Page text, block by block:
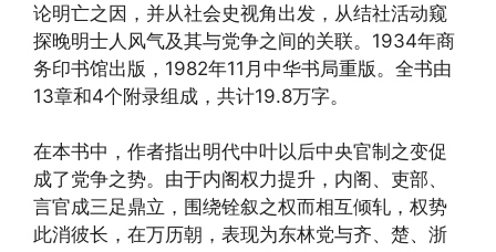
论明亡之因，并从社会史视角出发，从结社活动窥
探晚明士人风气及其与党争之间的关联。1934年商
务印书馆出版，1982年11月中华书局重版。全书由
13章和4个附录组成，共计19.8万字。
在本书中，作者指出明代中叶以后中央官制之变促
成了党争之势。由于内阁权力提升，内阁、吏部、
言官成三足鼎立，围绕铨叙之权而相互倾轧，权势
此消彼长，在万历朝，表现为东林党与齐、楚、浙